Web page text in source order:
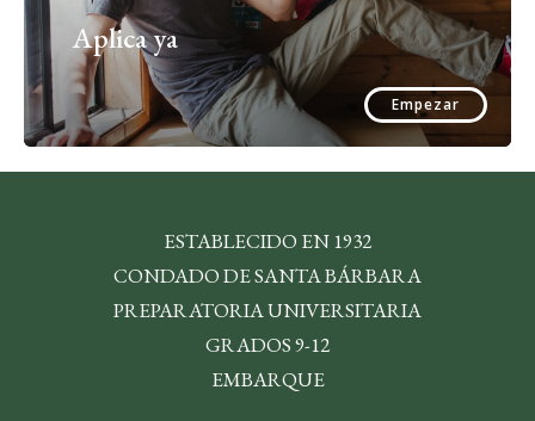
Aplica ya
Empezar
ESTABLECIDO EN 1932
CONDADO DE SANTA BÁRBARA
PREPARATORIA UNIVERSITARIA
GRADOS 9-12
EMBARQUE